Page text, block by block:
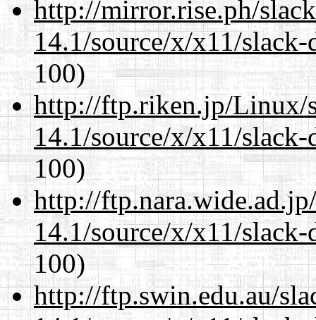
http://mirror.rise.ph/
14.1/source/x/x11/
100)
http://ftp.riken.jp/Linux/
14.1/source/x/x11/
100)
http://
14.1/source/x/x11/
100)
http://ftp.swin.edu.au/